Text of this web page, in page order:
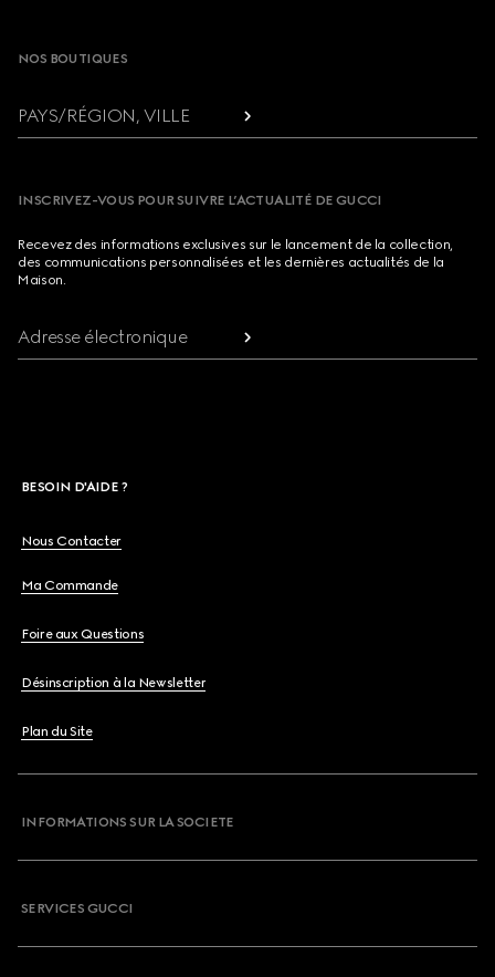
NOS BOUTIQUES
PAYS/RÉGION, VILLE
INSCRIVEZ-VOUS POUR SUIVRE L’ACTUALITÉ DE GUCCI
Recevez des informations exclusives sur le lancement de la collection,
des communications personnalisées et les dernières actualités de la
Maison.
Adresse électronique
BESOIN D'AIDE ?
Nous Contacter
Ma Commande
Foire aux Questions
Désinscription à la Newsletter
Plan du Site
INFORMATIONS SUR LA SOCIETE
SERVICES GUCCI